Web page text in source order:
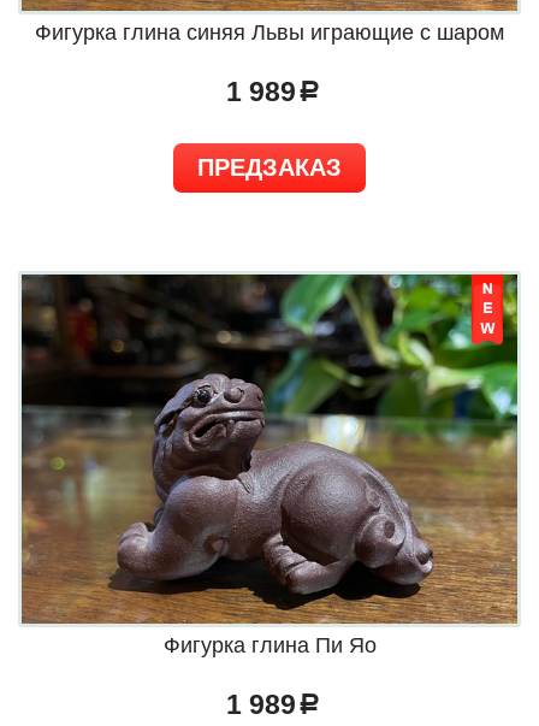
Фигурка глина синяя Львы играющие с шаром
1 989 a
ПРЕДЗАКАЗ
Фигурка глина Пи Яо
1 989 a